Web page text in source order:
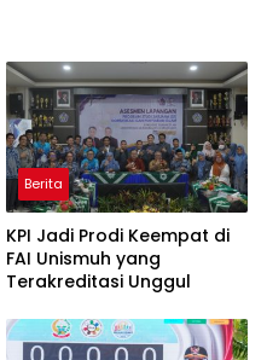
Berita
KPI Jadi Prodi Keempat di
FAI Unismuh yang
Terakreditasi Unggul